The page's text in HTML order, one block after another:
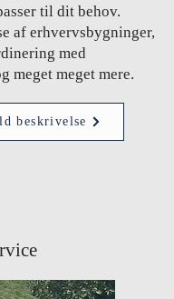
til dit behov.
af erhvervsbygninger,
med
meget meget mere.
beskrivelse